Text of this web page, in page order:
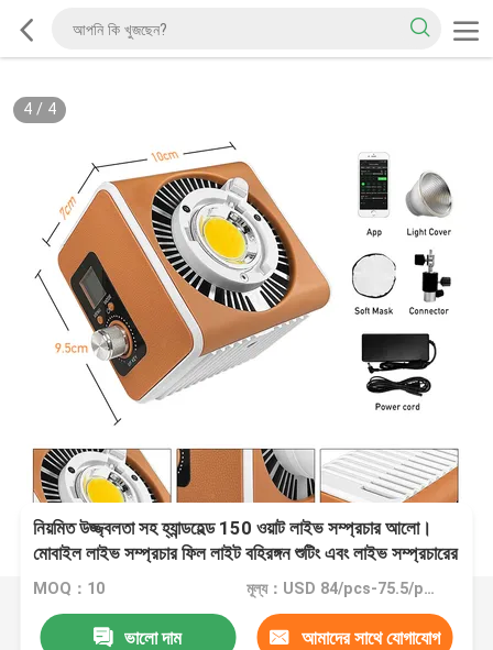
4/ 4
নিয়মিত উজ্জ্বলতা সহ হ্যান্ডহেল্ড 150 ওয়াট লাইভ সম্প্রচার আলো।
মোবাইল লাইভ সম্প্রচার ফিল লাইট বহিরঙ্গন শুটিং এবং লাইভ সম্প্রচারের
জন্য উপযুক্ত
MOQ：10 মূল্য：USD 84/pcs-75.5/pcs (10-100pcs)
ভালো দাম আমাদের সাথে যোগাযোগ